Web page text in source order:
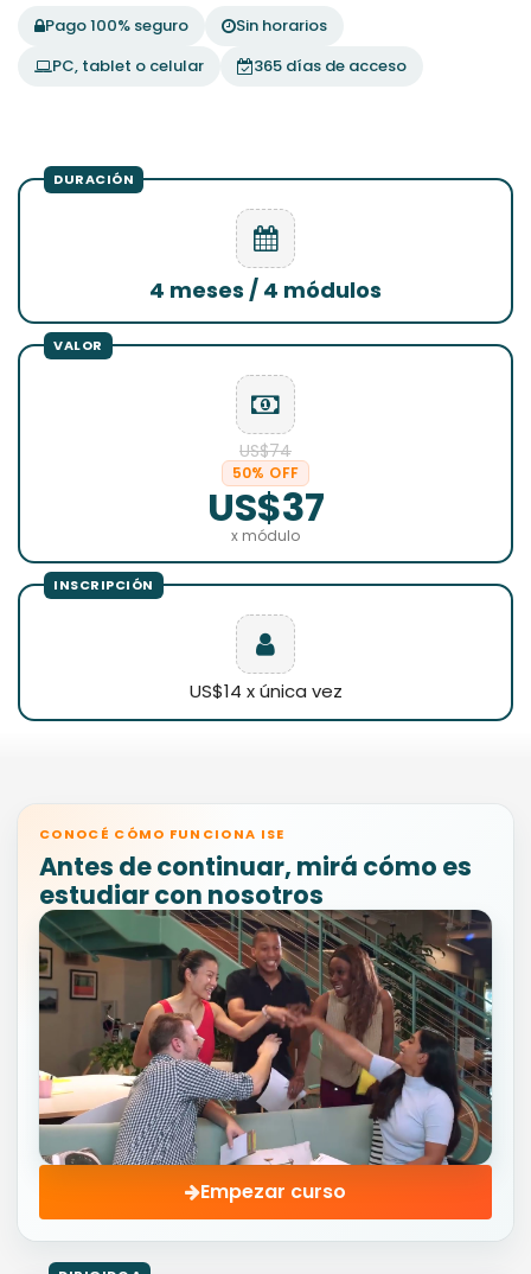
Pago 100% seguro
Sin horarios
PC, tablet o celular
365 días de acceso
4 meses / 4 módulos
US$74
50% OFF
US$37
x módulo
US$14 x única vez
CONOCÉ CÓMO FUNCIONA ISE
Antes de continuar, mirá cómo es
estudiar con nosotros
Empezar curso